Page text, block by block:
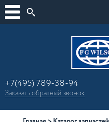
+7(495) 789-38-94
Заказатьобратный звонок